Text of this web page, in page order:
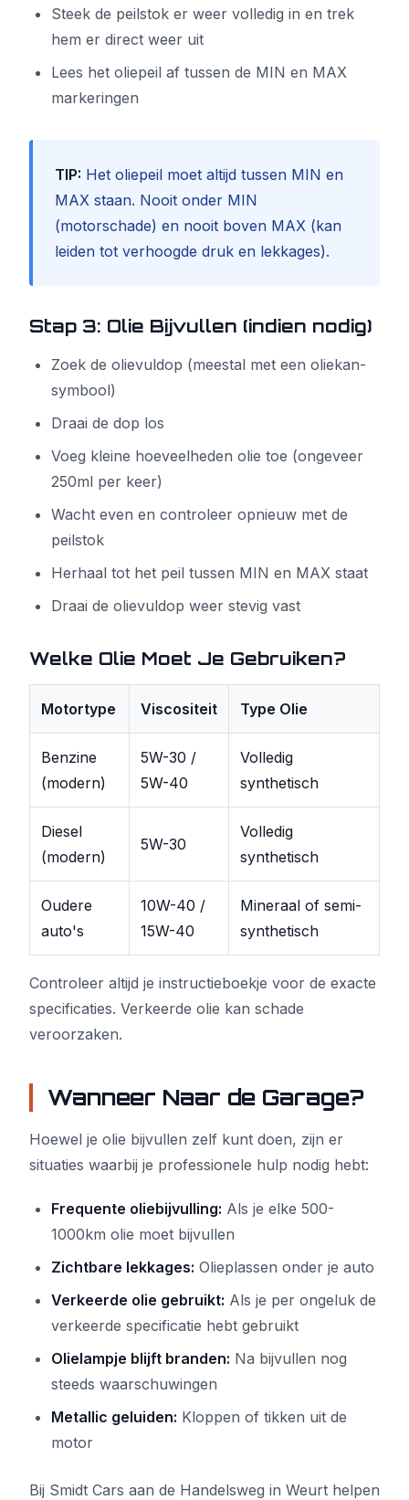
Steek de peilstok er weer volledig in en trek
hem er direct weer uit
Lees het oliepeil af tussen de MIN en MAX
markeringen
TIP: Het oliepeil moet altijd tussen MIN en
MAX staan. Nooit onder MIN
(motorschade) en nooit boven MAX (kan
leiden tot verhoogde druk en lekkages).
Stap 3: Olie Bijvullen (indien nodig)
Zoek de olievuldop (meestal met een oliekan-
symbool)
Draai de dop los
Voeg kleine hoeveelheden olie toe (ongeveer
250ml per keer)
Wacht even en controleer opnieuw met de
peilstok
Herhaal tot het peil tussen MIN en MAX staat
Draai de olievuldop weer stevig vast
Welke Olie Moet Je Gebruiken?
Motortype Viscositeit Type Olie
Benzine
(modern)
5W-30 /
5W-40
Volledig
synthetisch
Diesel
(modern)
5W-30
Volledig
synthetisch
Oudere
auto's
10W-40 /
15W-40
Mineraal of semi-
synthetisch
Controleer altijd je instructieboekje voor de exacte
specificaties. Verkeerde olie kan schade
veroorzaken.
Wanneer Naar de Garage?
Hoewel je olie bijvullen zelf kunt doen, zijn er
situaties waarbij je professionele hulp nodig hebt:
Frequente oliebijvulling: Als je elke 500-
1000km olie moet bijvullen
Zichtbare lekkages: Olieplassen onder je auto
Verkeerde olie gebruikt: Als je per ongeluk de
verkeerde specificatie hebt gebruikt
Olielampje blijft branden: Na bijvullen nog
steeds waarschuwingen
Metallic geluiden: Kloppen of tikken uit de
motor
Bij Smidt Cars aan de Handelsweg in Weurt helpen